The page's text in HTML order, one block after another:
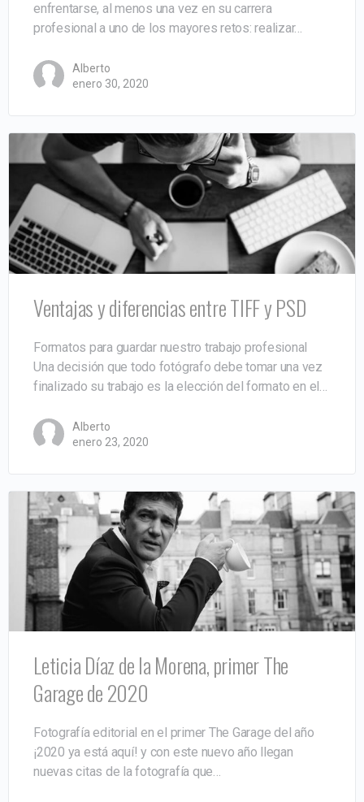
enfrentarse, al menos una vez en su carrera
profesional a uno de los mayores retos: realizar…
Alberto
enero 30, 2020
Ventajas y diferencias entre TIFF y PSD
Formatos para guardar nuestro trabajo profesional
Una decisión que todo fotógrafo debe tomar una vez
finalizado su trabajo es la elección del formato en el…
Alberto
enero 23, 2020
Leticia Díaz de la Morena, primer The
Garage de 2020
Fotografía editorial en el primer The Garage del año
¡2020 ya está aquí! y con este nuevo año llegan
nuevas citas de la fotografía que…